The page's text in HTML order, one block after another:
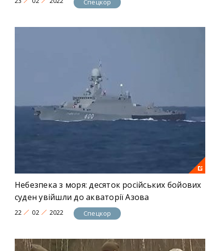
Спецкор
Небезпека з моря: десяток російських бойових
суден увійшли до акваторії Азова
22 02 2022 Спецкор